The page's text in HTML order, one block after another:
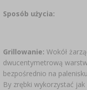
Sposób użycia:
Grillowanie: Wokół
dwucentymetrową
bezpośrednio na
By zrębki wykorzystać